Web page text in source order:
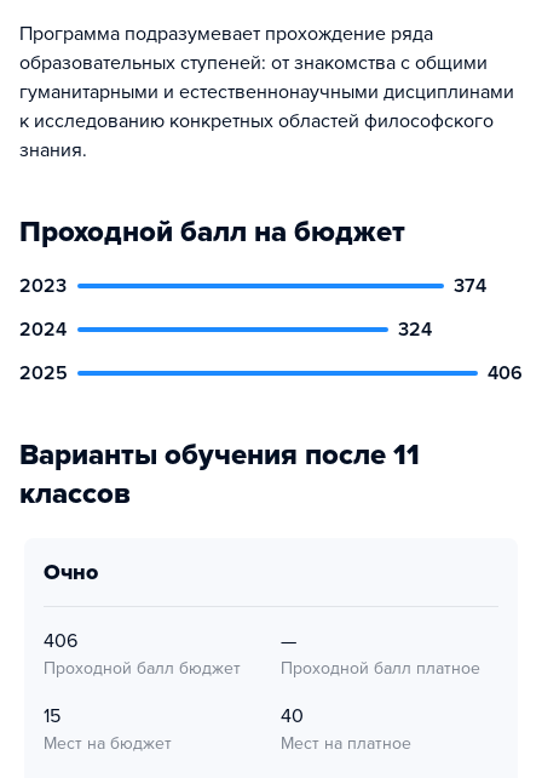
Программа подразумевает прохождение ряда
образовательных ступеней: от знакомства с общими
гуманитарными и естественнонаучными дисциплинами
к исследованию конкретных областей философского
знания.
Проходной балл на бюджет
2023
374
2024
324
2025
406
Варианты обучения после 11
классов
очно
406
Проходной балл бюджет
—
Проходной балл платное
15
Мест на бюджет
40
Мест на платное